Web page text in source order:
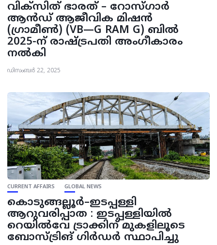
വിക്‌സിത് ഭാരത് – റോസ്ഗാർ
ആൻഡ് ആജീവിക മിഷൻ
(ഗ്രാമീൺ) (VB—G RAM G) ബിൽ
2025-ന് രാഷ്ട്രപതി അംഗീകാരം
നൽകി
ഡിസംബർ 22, 2025
CURRENT AFFAIRS GLOBAL NEWS
കൊടുങ്ങല്ലൂർ–ഇടപ്പള്ളി
ആറുവരിപ്പാത : ഇടപ്പള്ളിയിൽ
റെയിൽവേ ട്രാക്കിന് മുകളിലൂടെ
ബോസ്ട്രിങ് ഗിർഡർ സ്ഥാപിച്ചു